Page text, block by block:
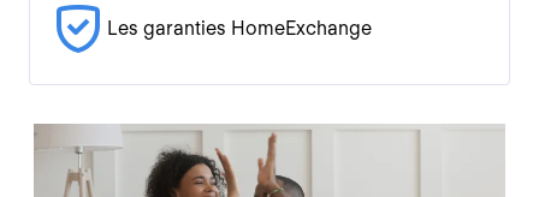
Les garanties HomeExchange